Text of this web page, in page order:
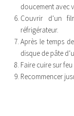
doucement avec
Couvrir d’un
réfrigérateur.
Après le temps
disque de pâte
Faire cuire sur
Recommencer